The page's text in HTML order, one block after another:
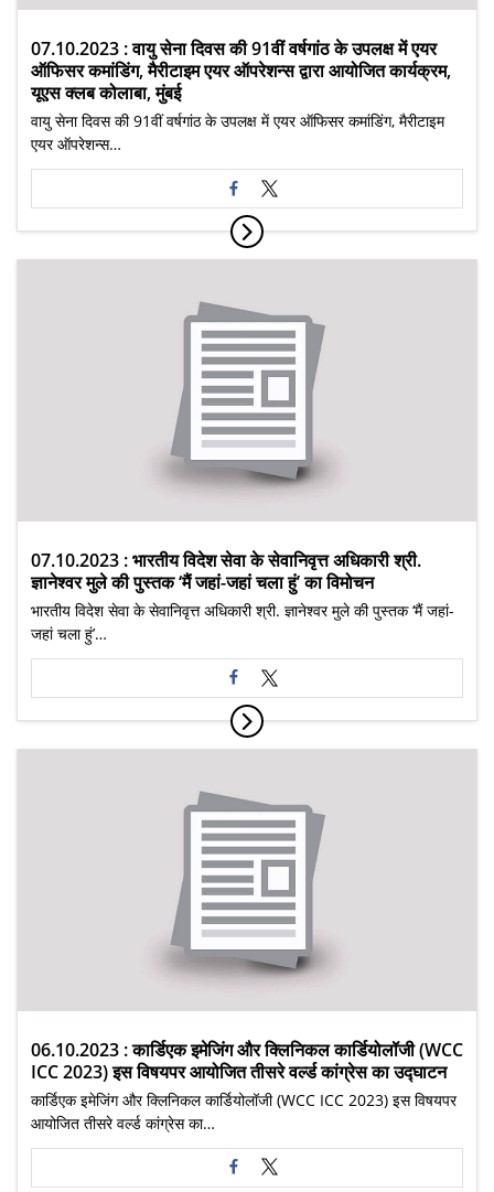
07.10.2023 : वायु सेना दिवस की 91वीं वर्षगांठ के उपलक्ष में एयर
ऑफिसर कमांडिंग, मैरीटाइम एयर ऑपरेशन्स द्वारा आयोजित कार्यक्रम,
यूएस क्लब कोलाबा, मुंबई
वायु सेना दिवस की 91वीं वर्षगांठ के उपलक्ष में एयर ऑफिसर कमांडिंग, मैरीटाइम
एयर ऑपरेशन्स…
07.10.2023 : भारतीय विदेश सेवा के सेवानिवृत्त अधिकारी श्री.
ज्ञानेश्वर मुले की पुस्तक ‘मैं जहां-जहां चला हुं’ का विमोचन
भारतीय विदेश सेवा के सेवानिवृत्त अधिकारी श्री. ज्ञानेश्वर मुले की पुस्तक ‘मैं जहां-
जहां चला हुं’…
06.10.2023 : कार्डिएक इमेजिंग और क्लिनिकल कार्डियोलॉजी (WCC
ICC 2023) इस विषयपर आयोजित तीसरे वर्ल्ड कांग्रेस का उद्घाटन
कार्डिएक इमेजिंग और क्लिनिकल कार्डियोलॉजी (WCC ICC 2023) इस विषयपर
आयोजित तीसरे वर्ल्ड कांग्रेस का…